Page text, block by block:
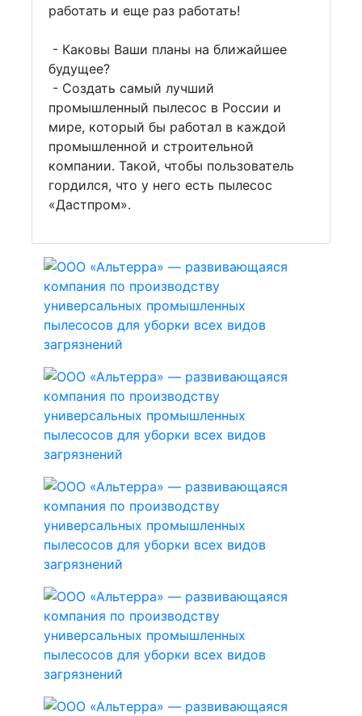
работать и еще раз работать!
- Каковы Ваши планы на ближайшее
будущее?
- Создать самый лучший
промышленный пылесос в России и
мире, который бы работал в каждой
промышленной и строительной
компании. Такой, чтобы пользователь
гордился, что у него есть пылесос
«Дастпром».